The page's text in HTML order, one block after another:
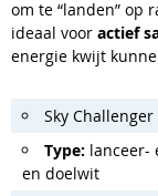
om te “landen” op
ideaal voor actief
energie kwijt
Sky
Type: lanceer-
en doelwit